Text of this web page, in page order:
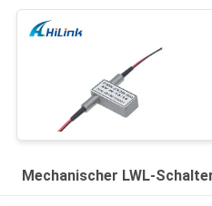
Mechanischer LWL-